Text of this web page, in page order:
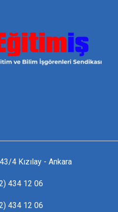
4 Kızılay - Ankara
434 12 06
434 12 06